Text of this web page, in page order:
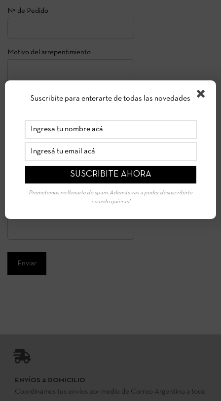
N° de Pedido
Motivo del arrepentimiento
ENVÍOS A DOMICILIO
Coordinamos tus envíos por medio de Correo Argentino a todo
Suscribite para enterarte de todas las novedades
Prometemos no llenarte de spam. Además vas a poder desuscribirte
cuando quieras!